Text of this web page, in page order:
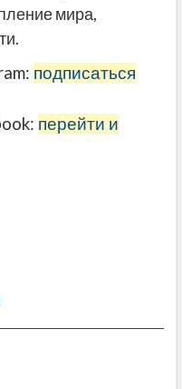
мира,
подписаться
перейти и